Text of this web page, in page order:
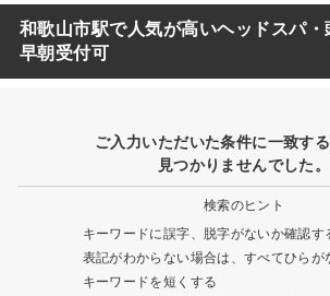
和歌山市駅で人気が高いヘッドスパ・
早朝受付可
ご入力いただいた条件に一致す
見つかりませんでした。
検索のヒント
キーワードに誤字、脱字がないか確認す
表記がわからない場合は、すべてひらが
キーワードを短くする